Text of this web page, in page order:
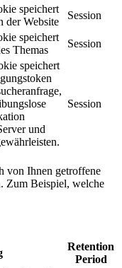
speichert
der Website
Session
speichert
Themas
Session
speichert
und
Session
von Ihnen getroffene
Zum Beispiel, welche
Retention
Period